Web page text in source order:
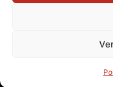
© 2025 Matãonet